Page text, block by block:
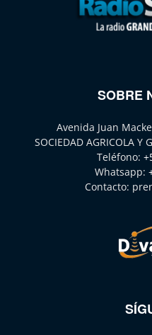
SOBRE
Avenida Juan
SOCIEDAD AGRICOLA Y
Teléfono:
Whatsapp:
Contacto: